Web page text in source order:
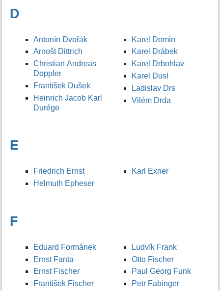
D
Antonín Dvořák
Arnošt Dittrich
Christian Andreas
Doppler
František Dušek
Heinrich Jacob Karl
Durége
Karel Domin
Karel Drábek
Karel Drbohlav
Karel Dusl
Ladislav Drs
Vilém Drda
E
Friedrich Ernst
Helmuth Epheser
Karl Exner
F
Eduard Formánek
Ernst Fanta
Ernst Fischer
František Fischer
Ludvík Frank
Otto Fischer
Paul Georg Funk
Petr Fabinger